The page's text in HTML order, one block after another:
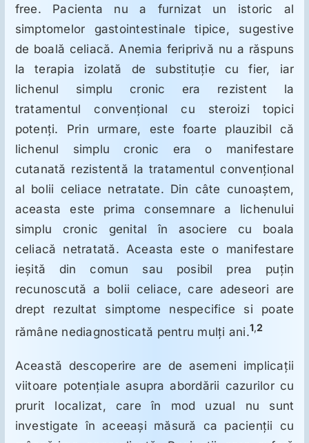
free. Pacienta nu a furnizat un istoric al
simptomelor gastointestinale tipice, sugestive
de boală celiacă. Anemia feriprivă nu a răspuns
la terapia izolată de substituţie cu fier, iar
lichenul simplu cronic era rezistent la
tratamentul convenţional cu steroizi topici
potenţi. Prin urmare, este foarte plauzibil că
lichenul simplu cronic era o manifestare
cutanată rezistentă la tratamentul convenţional
al bolii celiace netratate. Din câte cunoaştem,
aceasta este prima consemnare a lichenului
simplu cronic genital în asociere cu boala
celiacă netratată. Aceasta este o manifestare
ieşită din comun sau posibil prea puţin
recunoscută a bolii celiace, care adeseori are
drept rezultat simptome nespecifice si poate
rămâne nediagnosticată pentru mulţi ani.1,2
Această descoperire are de asemeni implicaţii
viitoare potenţiale asupra abordării cazurilor cu
prurit localizat, care în mod uzual nu sunt
investigate în aceeaşi măsură ca pacienţii cu